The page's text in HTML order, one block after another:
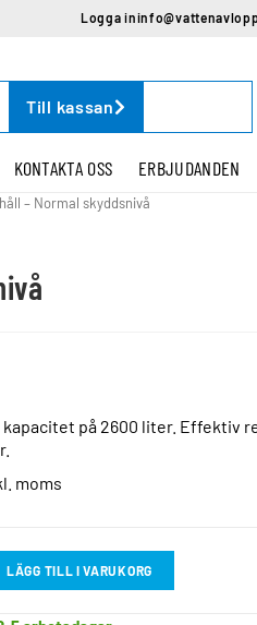
Logga in
Till kassan
KONTAKTA OSS ERBJUDANDEN
– Normal skyddsnivå
på 2600 liter. Effektiv
moms
LÄGG TILL I VARUKORG